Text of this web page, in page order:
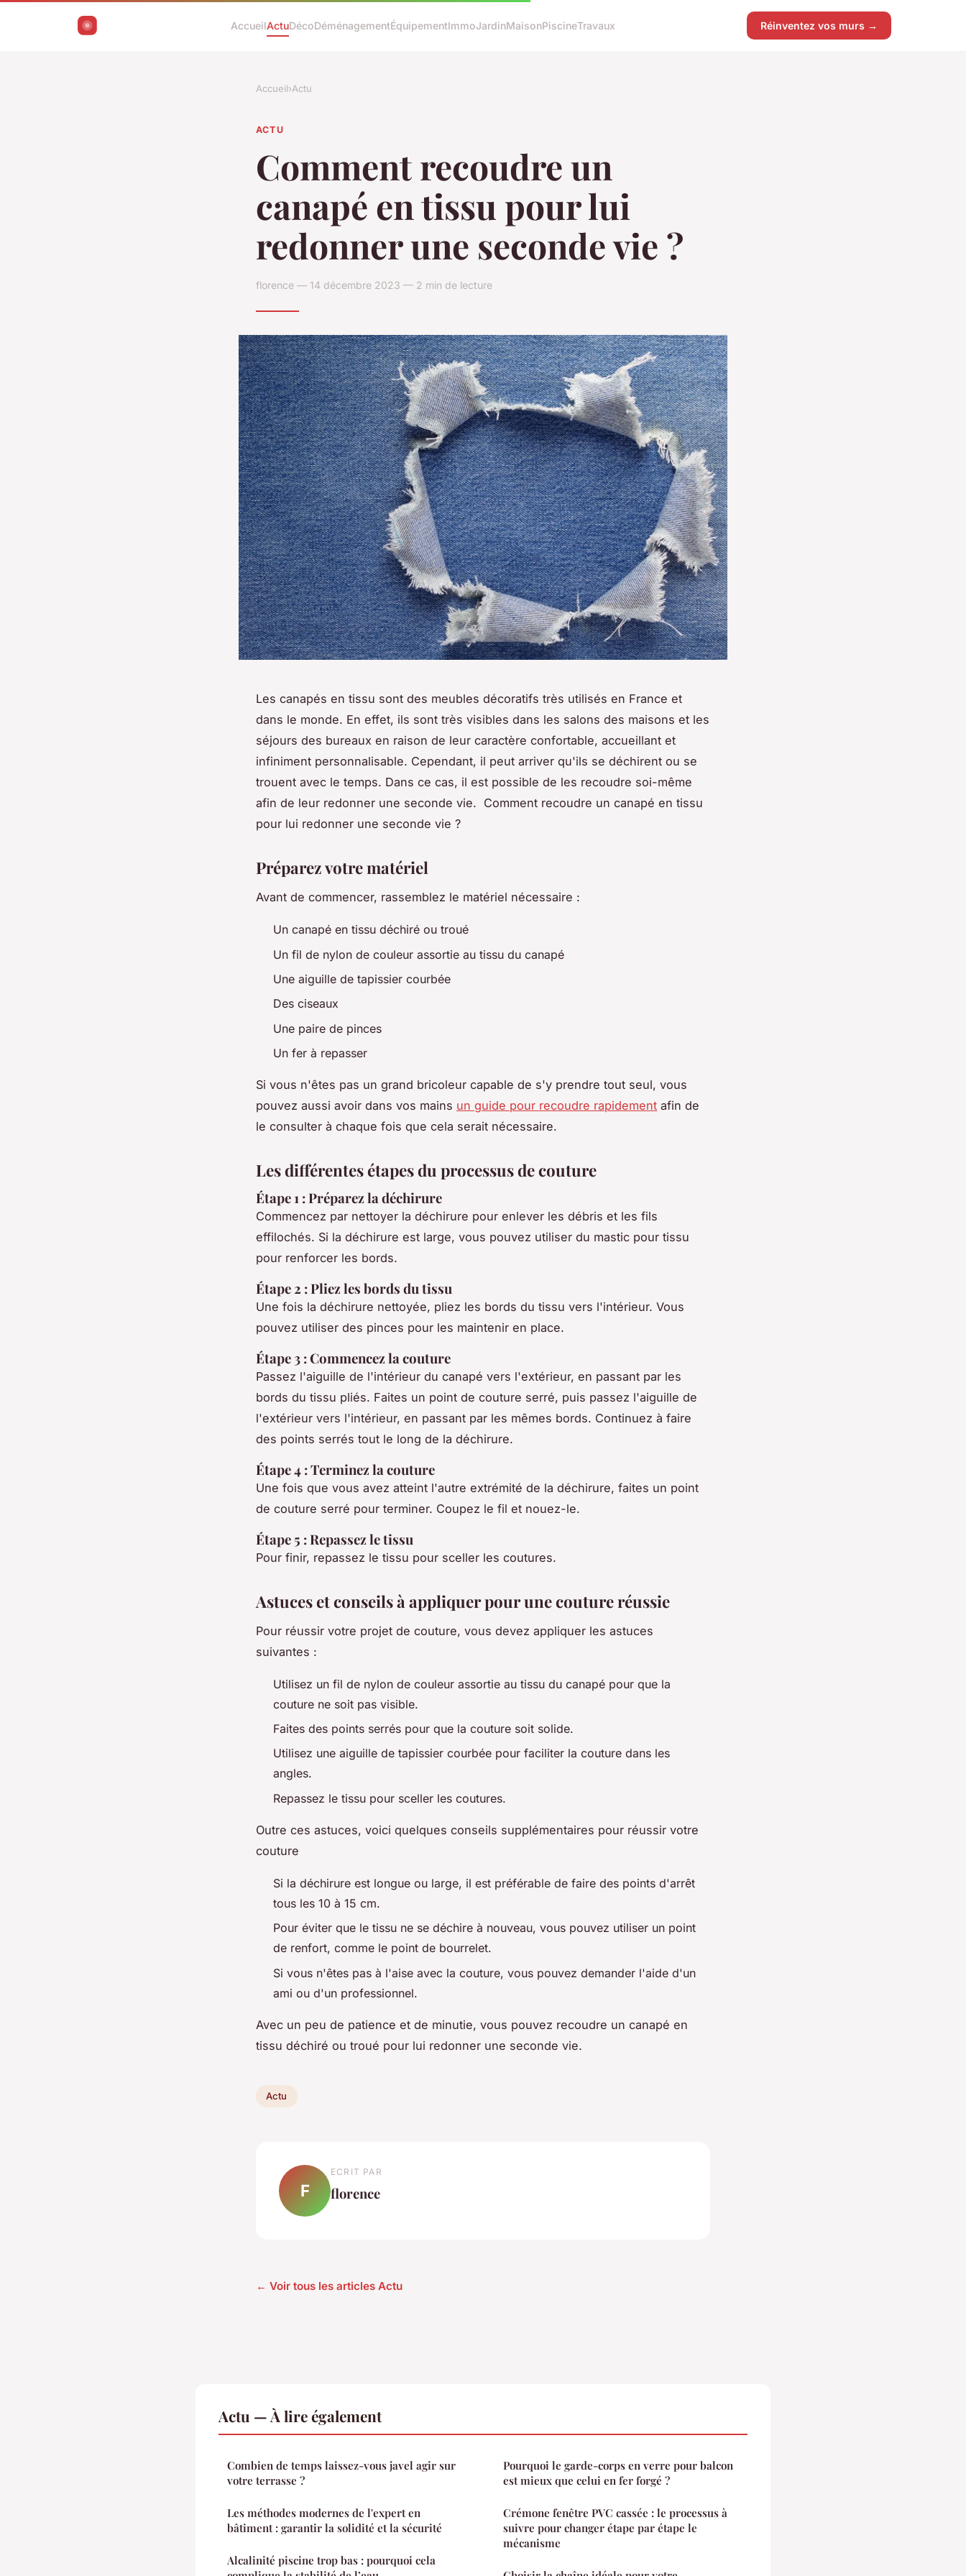
AccueilActuDécoDéménagementÉquipementImmoJardinMaisonPiscineTravaux Réinventez vos murs →
Accueil›Actu
ACTU
Comment recoudre un
canapé en tissu pour lui
redonner une seconde vie ?
florence — 14 décembre 2023 — 2 min de lecture
Les canapés en tissu sont des meubles décoratifs très utilisés en France et
dans le monde. En effet, ils sont très visibles dans les salons des maisons et les
séjours des bureaux en raison de leur caractère confortable, accueillant et
infiniment personnalisable. Cependant, il peut arriver qu'ils se déchirent ou se
trouent avec le temps. Dans ce cas, il est possible de les recoudre soi-même
afin de leur redonner une seconde vie. Comment recoudre un canapé en tissu
pour lui redonner une seconde vie ?
Préparez votre matériel
Avant de commencer, rassemblez le matériel nécessaire :
Un canapé en tissu déchiré ou troué
Un fil de nylon de couleur assortie au tissu du canapé
Une aiguille de tapissier courbée
Des ciseaux
Une paire de pinces
Un fer à repasser
Si vous n'êtes pas un grand bricoleur capable de s'y prendre tout seul, vous
pouvez aussi avoir dans vos mains un guide pour recoudre rapidement afin de
le consulter à chaque fois que cela serait nécessaire.
Les différentes étapes du processus de couture
Étape 1 : Préparez la déchirure
Commencez par nettoyer la déchirure pour enlever les débris et les fils
effilochés. Si la déchirure est large, vous pouvez utiliser du mastic pour tissu
pour renforcer les bords.
Étape 2 : Pliez les bords du tissu
Une fois la déchirure nettoyée, pliez les bords du tissu vers l'intérieur. Vous
pouvez utiliser des pinces pour les maintenir en place.
Étape 3 : Commencez la couture
Passez l'aiguille de l'intérieur du canapé vers l'extérieur, en passant par les
bords du tissu pliés. Faites un point de couture serré, puis passez l'aiguille de
l'extérieur vers l'intérieur, en passant par les mêmes bords. Continuez à faire
des points serrés tout le long de la déchirure.
Étape 4 : Terminez la couture
Une fois que vous avez atteint l'autre extrémité de la déchirure, faites un point
de couture serré pour terminer. Coupez le fil et nouez-le.
Étape 5 : Repassez le tissu
Pour finir, repassez le tissu pour sceller les coutures.
Astuces et conseils à appliquer pour une couture réussie
Pour réussir votre projet de couture, vous devez appliquer les astuces
suivantes :
Utilisez un fil de nylon de couleur assortie au tissu du canapé pour que la
couture ne soit pas visible.
Faites des points serrés pour que la couture soit solide.
Utilisez une aiguille de tapissier courbée pour faciliter la couture dans les
angles.
Repassez le tissu pour sceller les coutures.
Outre ces astuces, voici quelques conseils supplémentaires pour réussir votre
couture
Si la déchirure est longue ou large, il est préférable de faire des points d'arrêt
tous les 10 à 15 cm.
Pour éviter que le tissu ne se déchire à nouveau, vous pouvez utiliser un point
de renfort, comme le point de bourrelet.
Si vous n'êtes pas à l'aise avec la couture, vous pouvez demander l'aide d'un
ami ou d'un professionnel.
Avec un peu de patience et de minutie, vous pouvez recoudre un canapé en
tissu déchiré ou troué pour lui redonner une seconde vie.
Actu
F
ECRIT PAR
florence
← Voir tous les articles Actu
Actu — À lire également
Combien de temps laissez-vous javel agir sur
votre terrasse ?
Les méthodes modernes de l'expert en
bâtiment : garantir la solidité et la sécurité
Alcalinité piscine trop bas : pourquoi cela
Pourquoi le garde-corps en verre pour balcon
est mieux que celui en fer forgé ?
Crémone fenêtre PVC cassée : le processus à
suivre pour changer étape par étape le
mécanisme